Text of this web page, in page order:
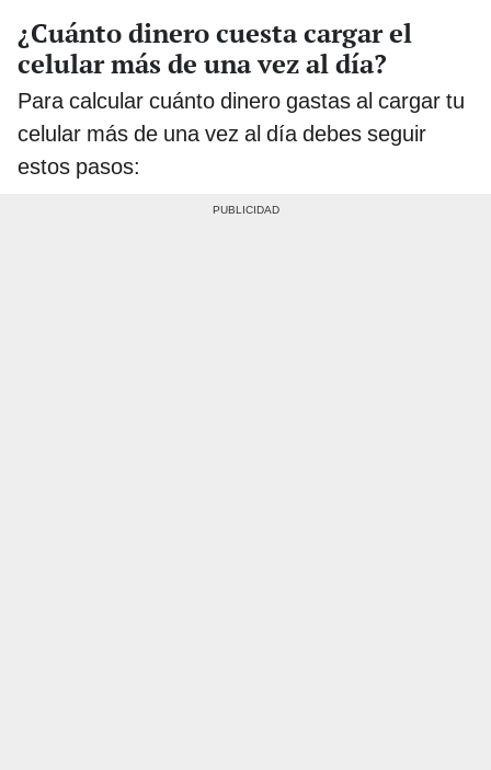
¿Cuánto dinero cuesta cargar el
celular más de una vez al día?
Para calcular cuánto dinero gastas al cargar tu
celular más de una vez al día debes seguir
estos pasos: